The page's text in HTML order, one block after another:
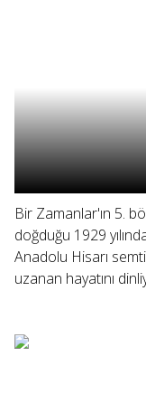
Bir Zamanlar'ın 5.
doğduğu 1929
Anadolu Hisarı
uzanan hayatını